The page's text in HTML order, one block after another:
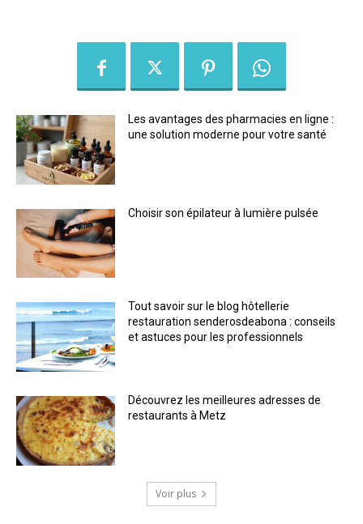
Les avantages des pharmacies en ligne :
une solution moderne pour votre santé
Choisir son épilateur à lumière pulsée
Tout savoir sur le blog hôtellerie
restauration senderosdeabona : conseils
et astuces pour les professionnels
Découvrez les meilleures adresses de
restaurants à Metz
Voir plus